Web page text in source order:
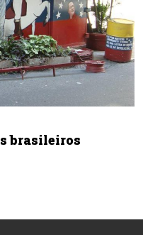
brasileiros